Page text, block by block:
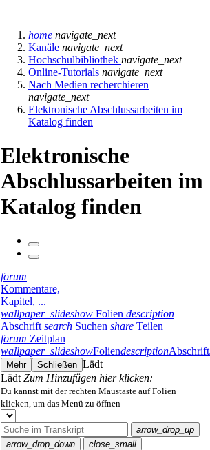
home navigate_next
Kanäle navigate_next
Hochschulbibliothek navigate_next
Online-Tutorials navigate_next
Nach Medien recherchieren
navigate_next
Elektronische Abschlussarbeiten im
Katalog finden
Elektronische
Abschlussarbeiten im
Katalog finden
forum
Kommentare,
Kapitel, ...
wallpaper_slideshow Folien description
Abschrift search Suchen share Teilen
forum Zeitplan
wallpaper_slideshowFoliendescriptionAbschrift
Mehr Schließen Lädt
Lädt Zum Hinzufügen hier klicken:
Du kannst mit der rechten Maustaste auf Folien
klicken, um das Menü zu öffnen
arrow_drop_up
arrow_drop_down
close_small